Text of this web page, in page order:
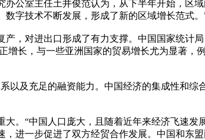
办公室主任土井俊范认为，从下半年开始，区
字技术不断发展，形成了新的区域增长范式。
对进出口形成了有力支撑。中国国家统计
增长，与一些亚洲国家的贸易增长尤为显著
及充足的融资能力。中国经济的集成性和综
“中国人口庞大，且随着近年来经济飞速发
进一步促进了双方经贸合作发展。中国和东